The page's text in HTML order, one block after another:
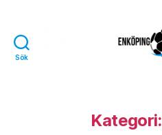
Sök
Kategori: